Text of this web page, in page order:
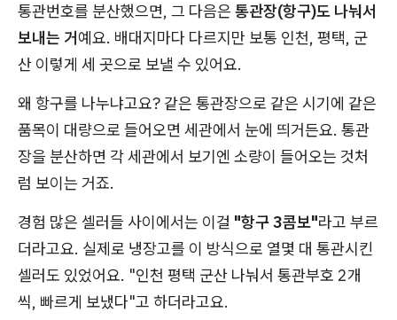
통관번호를 분산했으면, 그 다음은 통관장(항구)도 나눠서
보내는 거예요. 배대지마다 다르지만 보통 인천, 평택, 군
산 이렇게 세 곳으로 보낼 수 있어요.
왜 항구를 나누냐고요? 같은 통관장으로 같은 시기에 같은
품목이 대량으로 들어오면 세관에서 눈에 띄거든요. 통관
장을 분산하면 각 세관에서 보기엔 소량이 들어오는 것처
럼 보이는 거죠.
경험 많은 셀러들 사이에서는 이걸 "항구 3콤보"라고 부르
더라고요. 실제로 냉장고를 이 방식으로 열몇 대 통관시킨
셀러도 있었어요. "인천 평택 군산 나눠서 통관부호 2개
씩, 빠르게 보냈다"고 하더라고요.